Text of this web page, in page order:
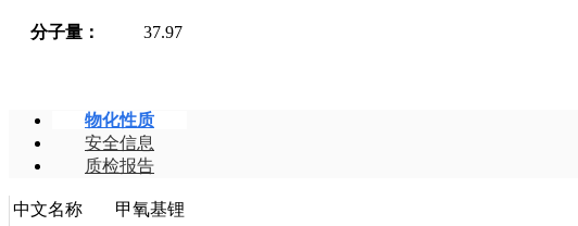
分子量： 37.97
物化性质
安全信息
质检报告
中文名称
甲氧基锂